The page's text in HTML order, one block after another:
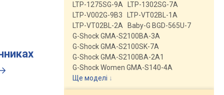
LTP-1275SG-9A
LTP-1302SG-7A
LTP-V002G-9B3
LTP-VT02BL-1A
LTP-VT02BL-2A
Baby-G BGD-565U-7
G-Shock GMA-S2100BA-3A
G-Shock GMA-S2100SK-7A
G-Shock GMA-S2100BA-2A1
G-Shock Women GMA-S140-4A
Ще моделі ↓